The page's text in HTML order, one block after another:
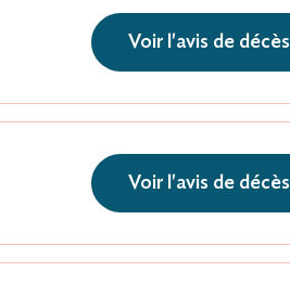
Voir l'avis de décès
Voir l'avis de décès